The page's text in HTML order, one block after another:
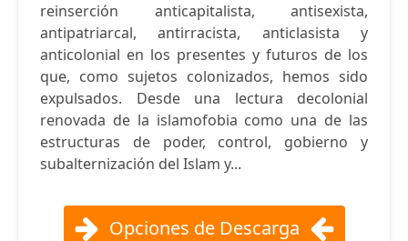
reinserción anticapitalista, antisexista,
antipatriarcal, antirracista, anticlasista y
anticolonial en los presentes y futuros de los
que, como sujetos colonizados, hemos sido
expulsados. Desde una lectura decolonial
renovada de la islamofobia como una de las
estructuras de poder, control, gobierno y
subalternización del Islam y...
Opciones de Descarga